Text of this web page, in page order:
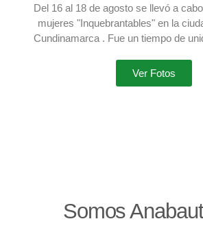
Del 16 al 18 de agosto se llevó a
mujeres "Inquebrantables" en la
Cundinamarca . Fue un tiempo de
Ver Fotos
Somos